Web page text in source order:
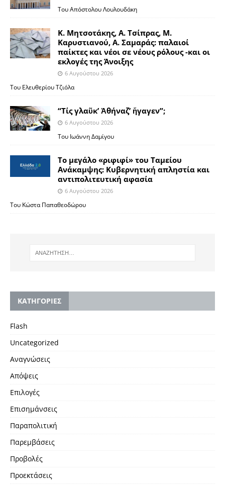
Του Απόστολου Λουλουδάκη
Κ. Μητσοτάκης, Α. Τσίπρας, Μ.
Καρυστιανού, Α. Σαμαράς: παλαιοί
παίκτες και νέοι σε νέους ρόλους -και οι
εκλογές της Άνοιξης
6 Αυγούστου 2026
Του Ελευθερίου Τζιόλα
“Τίς γλαῦκ’ Ἀθήναζ’ ἤγαγεν”;
6 Αυγούστου 2026
Του Ιωάννη Δαμίγου
Το μεγάλο «ριφιφί» του Ταμείου
Ανάκαμψης: Κυβερνητική απληστία και
αντιπολιτευτική αφασία
6 Αυγούστου 2026
Του Κώστα Παπαθεοδώρου
KΑΤΗΓΟΡΙΕΣ
Flash
Uncategorized
Αναγνώσεις
Απόψεις
Επιλογές
Επισημάνσεις
Παραπολιτική
Παρεμβάσεις
Προβολές
Προεκτάσεις